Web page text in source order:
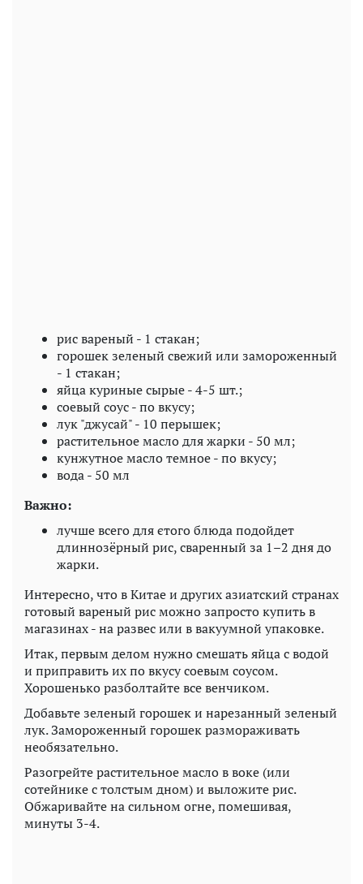
рис вареный - 1 стакан;
горошек зеленый свежий или замороженный
- 1 стакан;
яйца куриные сырые - 4-5 шт.;
соевый соус - по вкусу;
лук "джусай" - 10 перышек;
растительное масло для жарки - 50 мл;
кунжутное масло темное - по вкусу;
вода - 50 мл
Важно:
лучше всего для єтого блюда подойдет
длиннозёрный рис, сваренный за 1–2 дня до
жарки.
Интересно, что в Китае и других азиатский странах
готовый вареный рис можно запросто купить в
магазинах - на развес или в вакуумной упаковке.
Итак, первым делом нужно смешать яйца с водой
и приправить их по вкусу соевым соусом.
Хорошенько разболтайте все венчиком.
Добавьте зеленый горошек и нарезанный зеленый
лук. Замороженный горошек размораживать
необязательно.
Разогрейте растительное масло в воке (или
сотейнике с толстым дном) и выложите рис.
Обжаривайте на сильном огне, помешивая,
минуты 3-4.